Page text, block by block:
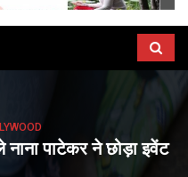
पाटेकर ने छोड़ा इवेंट